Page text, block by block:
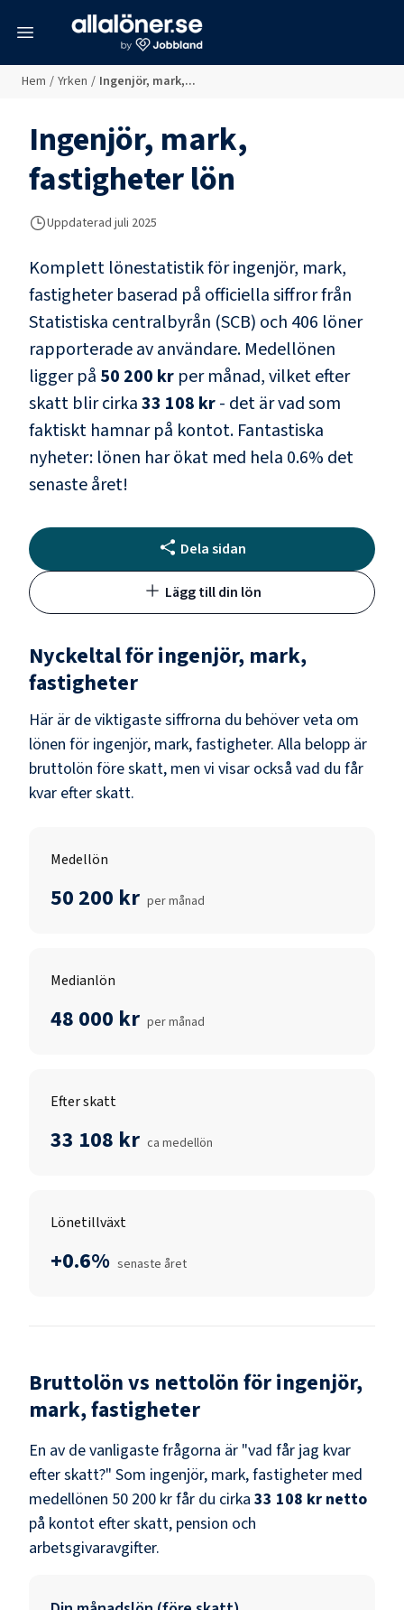
Hem / Yrken / Ingenjör, mark,...
Ingenjör, mark,
fastigheterlön
Uppdaterad juli 2025
Komplett lönestatistik föringenjör, mark,
fastigheterbaserad på officiella siffror från
Statistiska centralbyrån (SCB) och 406 löner
rapporterade av användare. Medellönen
ligger på 50 200 kr per månad, vilket efter
skatt blir cirka33 108 kr- det är vad som
faktiskt hamnar på kontot. Fantastiska
nyheter: lönen har ökat med hela 0.6% det
senaste året!
Dela sidan
Lägg till din lön
Nyckeltal föringenjör, mark,
fastigheter
Här är de viktigaste siffrorna du behöver veta om
lönen för ingenjör, mark, fastigheter. Alla belopp är
bruttolön före skatt, men vi visar också vad du får
kvar efter skatt.
Medellön
50 200 kr per månad
Medianlön
48 000 kr per månad
Efter skatt
33 108 kr ca medellön
Lönetillväxt
+0.6% senaste året
Bruttolön vs nettolön föringenjör,
mark, fastigheter
En av de vanligaste frågorna är "vad får jag kvar
efter skatt?" Som ingenjör, mark, fastigheter med
medellönen 50 200 krfår du cirka 33 108 kr netto
på kontot efter skatt, pension och
arbetsgivaravgifter.